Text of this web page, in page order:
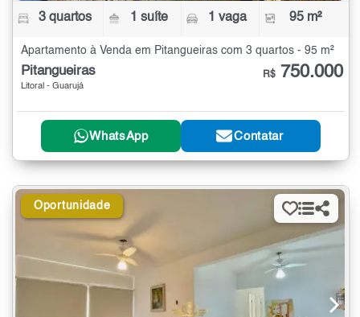
3 quartos 1 suíte 1 vaga 95 m²
Apartamento à Venda em Pitangueiras com 3 quartos - 95 m²
Pitangueiras
Litoral - Guarujá
R$ 750.000
WhatsApp Contatar
Oportunidade